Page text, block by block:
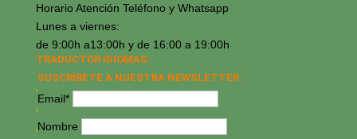
Horario Atención Teléfono y Whatsapp
Lunes a viernes:
de 9:00h a13:00h y de 16:00 a 19:00h
TRADUCTOR IDIOMAS:
SUSCRÍBETE A NUESTRA NEWSLETTER:
Email*
Nombre